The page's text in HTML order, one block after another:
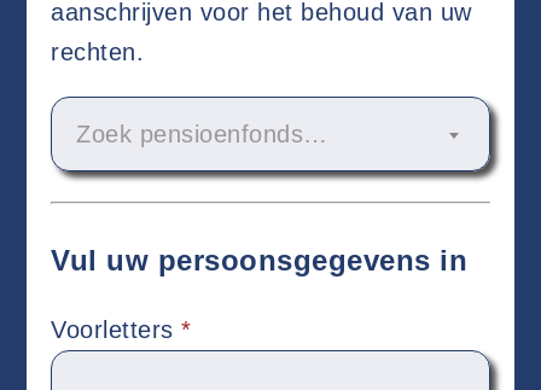
aanschrijven voor het behoud van uw
rechten.
Zoek pensioenfonds…
Vul uw persoonsgegevens in
Voorletters*